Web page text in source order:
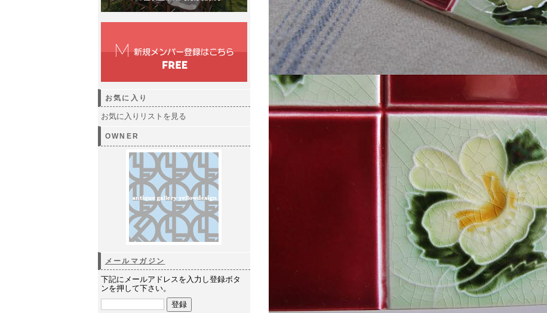
お気に入り
お気に入りリストを見る
OWNER
メールマガジン
下記にメールアドレスを入力し登録ボタ
ンを押して下さい。